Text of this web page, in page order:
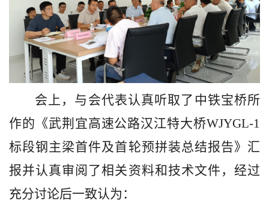
会上，与会代表认真听取了中铁宝桥所
作的《武荆宜高速公路汉江特大桥WJYGL-1
标段钢主梁首件及首轮预拼装总结报告》汇
报并认真审阅了相关资料和技术文件，经过
充分讨论后一致认为：